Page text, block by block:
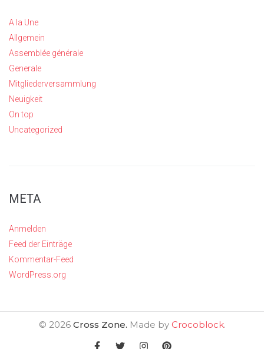
A la Une
Allgemein
Assemblée générale
Generale
Mitgliederversammlung
Neuigkeit
On top
Uncategorized
META
Anmelden
Feed der Einträge
Kommentar-Feed
WordPress.org
© 2026 Cross Zone. Made by Crocoblock.